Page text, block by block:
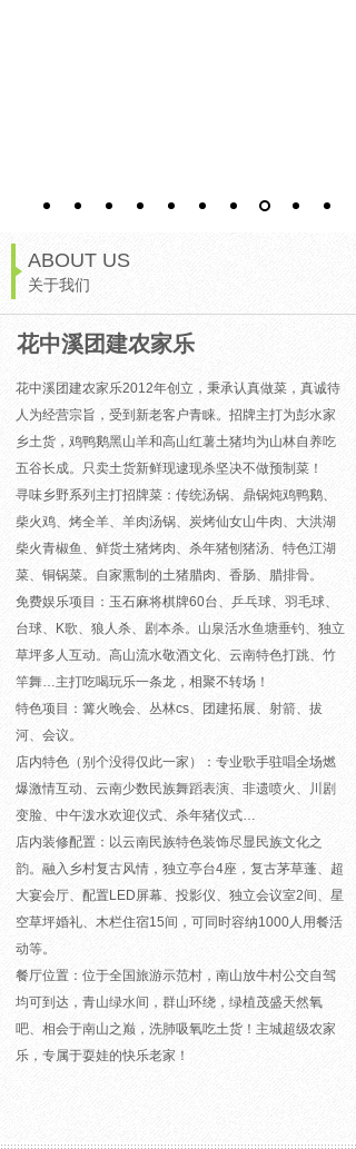
ABOUT US
关于我们
花中溪团建农家乐
花中溪团建农家乐2012年创立，秉承认真做菜，真诚待
人为经营宗旨，受到新老客户青睐。招牌主打为彭水家
乡土货，鸡鸭鹅黑山羊和高山红薯土猪均为山林自养吃
五谷长成。只卖土货新鲜现逮现杀坚决不做预制菜！
寻味乡野系列主打招牌菜： 传统汤锅、鼎锅炖鸡鸭鹅、
柴火鸡、烤全羊、羊肉汤锅、炭烤仙女山牛肉、大洪湖
柴火青椒鱼、鲜货土猪烤肉、杀年猪刨猪汤、特色江湖
菜、铜锅菜。自家熏制的土猪腊肉、香肠、腊排骨。
免费娱乐项目： 玉石麻将棋牌60台、乒乓球、羽毛球、
台球、K歌、狼人杀、剧本杀。山泉活水鱼塘垂钓、独立
草坪多人互动。高山流水敬酒文化、云南特色打跳、竹
竿舞…主打吃喝玩乐一条龙，相聚不转场！
特色项目：篝火晚会、丛林cs、团建拓展、射箭、拔
河、会议。
店内特色（别个没得仅此一家）：专业歌手驻唱全场燃
爆激情互动、云南少数民族舞蹈表演、非遗喷火、川剧
变脸、中午泼水欢迎仪式、杀年猪仪式…
店内装修配置：以云南民族特色装饰尽显民族文化之
韵。融入乡村复古风情，独立亭台4座，复古茅草蓬、超
大宴会厅、配置LED屏幕、投影仪、独立会议室2间、星
空草坪婚礼、木栏住宿15间，可同时容纳1000人用餐活
动等。
餐厅位置：位于全国旅游示范村，南山放牛村公交自驾
均可到达，青山绿水间，群山环绕，绿植茂盛天然氧
吧、相会于南山之巅，洗肺吸氧吃土货！主城超级农家
乐，专属于耍娃的快乐老家！